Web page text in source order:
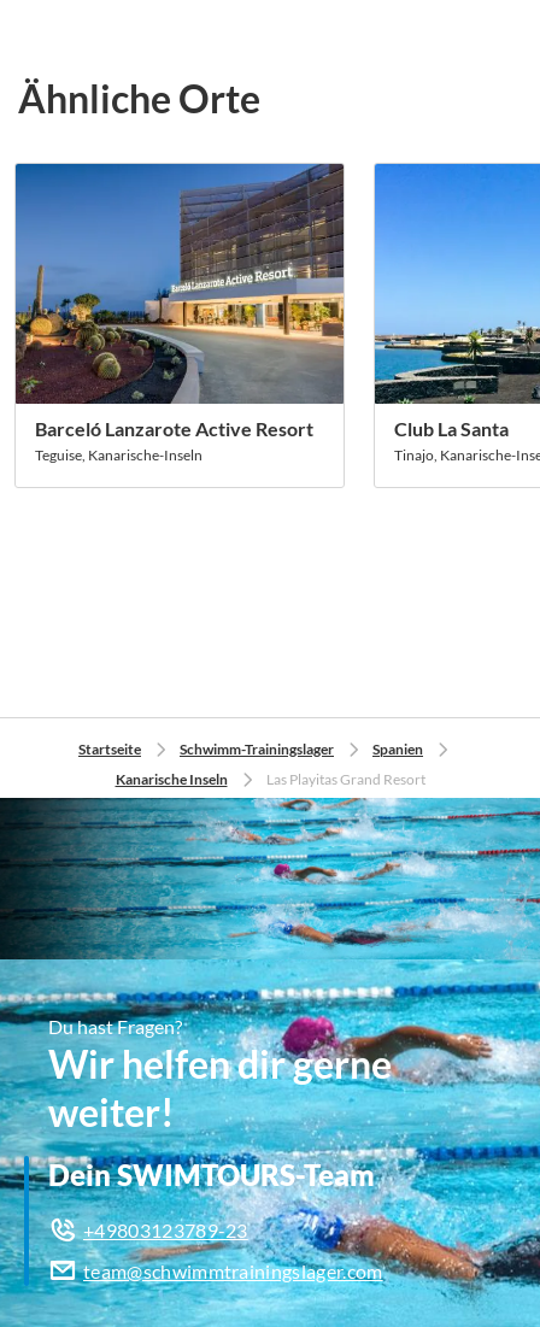
Ähnliche Orte
Barceló Lanzarote Active Resort
Teguise, Kanarische-Inseln
Club La Santa
Tinajo, Kanarische-
Startseite Schwimm-Trainingslager
Spanien
Kanarische Inseln
Las Playitas Grand Resort
Du hast Fragen?
Wir helfen dir gerne
weiter!
Dein SWIMTOURS-Team
+49803123789-23
team@schwimmtrainingslager.com